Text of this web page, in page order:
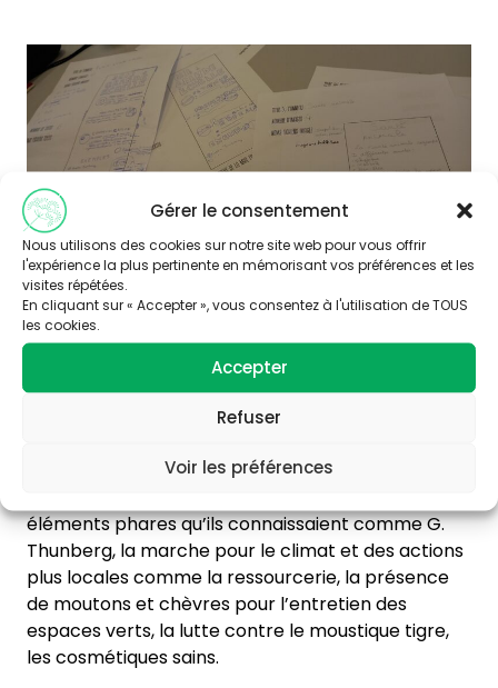
Gérer le consentement
Nous utilisons des cookies sur notre site web pour vous offrir
l'expérience la plus pertinente en mémorisant vos préférences et les
visites répétées.
En cliquant sur « Accepter », vous consentez à l'utilisation de TOUS
les cookies.
Accepter
Refuser
Voir les préférences
Une dizaine de panneaux vont être élaborés
Quel est le bilan des 4 premiers
Les jeunes avaient des bribes d’informations qu’ils
santés a dans l’ensemble parfaitement été
éléments phares qu’ils connaissaient comme G.
Thunberg, la marche pour le climat et des actions
plus locales comme la ressourcerie, la présence
de moutons et chèvres pour l’entretien des
espaces verts, la lutte contre le moustique tigre,
les cosmétiques sains.